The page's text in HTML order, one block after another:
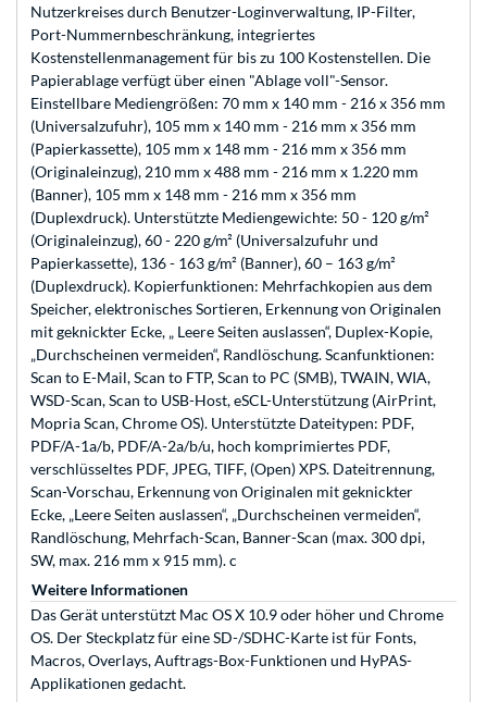
Nutzerkreises durch Benutzer-Loginverwaltung, IP-Filter,
Port-Nummernbeschränkung, integriertes
Kostenstellenmanagement für bis zu 100 Kostenstellen. Die
Papierablage verfügt über einen "Ablage voll"-Sensor.
Einstellbare Mediengrößen: 70 mm x 140 mm - 216 x 356 mm
(Universalzufuhr), 105 mm x 140 mm - 216 mm x 356 mm
(Papierkassette), 105 mm x 148 mm - 216 mm x 356 mm
(Originaleinzug), 210 mm x 488 mm - 216 mm x 1.220 mm
(Banner), 105 mm x 148 mm - 216 mm x 356 mm
(Duplexdruck). Unterstützte Mediengewichte: 50 - 120 g/m²
(Originaleinzug), 60 - 220 g/m² (Universalzufuhr und
Papierkassette), 136 - 163 g/m² (Banner), 60 – 163 g/m²
(Duplexdruck). Kopierfunktionen: Mehrfachkopien aus dem
Speicher, elektronisches Sortieren, Erkennung von Originalen
mit geknickter Ecke, „ Leere Seiten auslassen“, Duplex-Kopie,
„Durchscheinen vermeiden“, Randlöschung. Scanfunktionen:
Scan to E-Mail, Scan to FTP, Scan to PC (SMB), TWAIN, WIA,
WSD-Scan, Scan to USB-Host, eSCL-Unterstützung (AirPrint,
Mopria Scan, Chrome OS). Unterstützte Dateitypen: PDF,
PDF/A-1a/b, PDF/A-2a/b/u, hoch komprimiertes PDF,
verschlüsseltes PDF, JPEG, TIFF, (Open) XPS. Dateitrennung,
Scan-Vorschau, Erkennung von Originalen mit geknickter
Ecke, „Leere Seiten auslassen“, „Durchscheinen vermeiden“,
Randlöschung, Mehrfach-Scan, Banner-Scan (max. 300 dpi,
SW, max. 216 mm x 915 mm). c
Weitere Informationen
Das Gerät unterstützt Mac OS X 10.9 oder höher und Chrome
OS. Der Steckplatz für eine SD-/SDHC-Karte ist für Fonts,
Macros, Overlays, Auftrags-Box-Funktionen und HyPAS-
Applikationen gedacht.